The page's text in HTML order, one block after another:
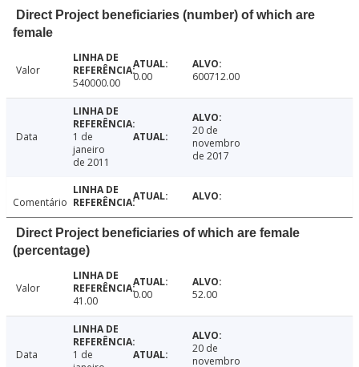
Direct Project beneficiaries (number) of which are
female
Valor
540000.00
0.00 600712.00
Data
1 de
janeiro
de 2011
20 de
novembro
de 2017
Comentário
Direct Project beneficiaries of which are female
(percentage)
Valor
41.00
0.00 52.00
Data
1 de
20 de
novembro